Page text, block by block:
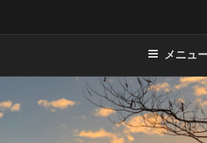
メニュ